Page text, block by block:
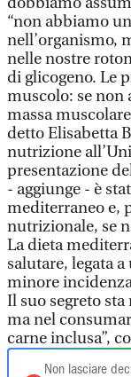
“non abbiamo
nell’organismo,
nelle nostre
di glicogeno. Le
muscolo: se non
massa
detto Elisabetta
nutrizione
presentazione
- aggiunge - è
mediterraneo e,
nutrizionale, se
La dieta
salutare, legata
minore
Il suo segreto
ma nel
carne inclusa”,
Non lasciare